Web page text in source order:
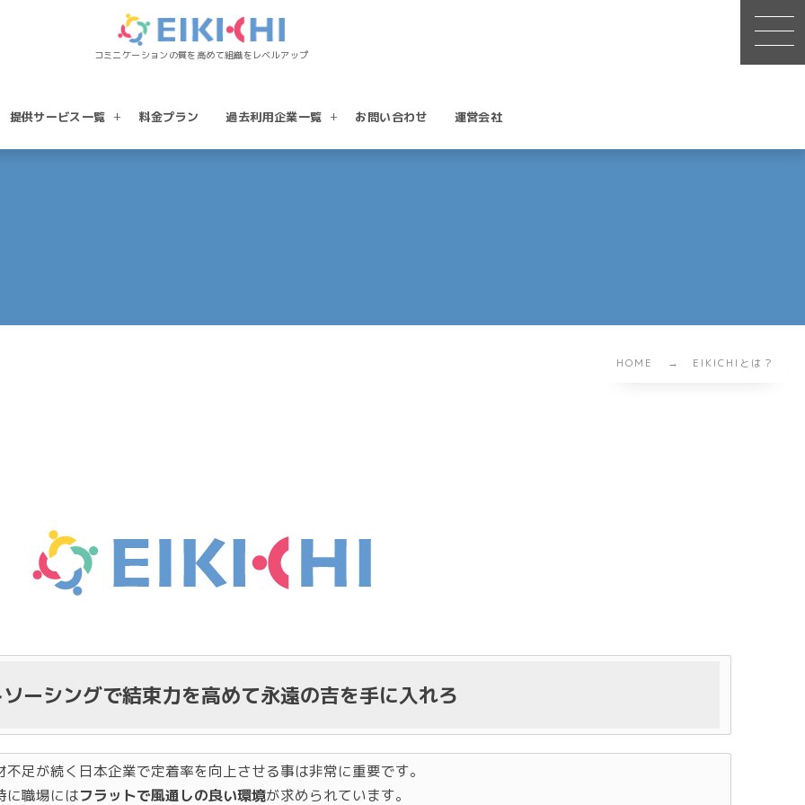
コミニケーションの質を高めて組織をレベルアップ
提供サービス一覧 料金プラン 過去利用企業一覧 お問い合わせ 運営会社
HOME EIKICHIとは？
ーシングで結束力を高めて永遠の吉を手に入れろ
不足が続く日本企業で定着率を向上させる事は非常に重要です。
に職場にはフラットで風通しの良い環境が求められています。